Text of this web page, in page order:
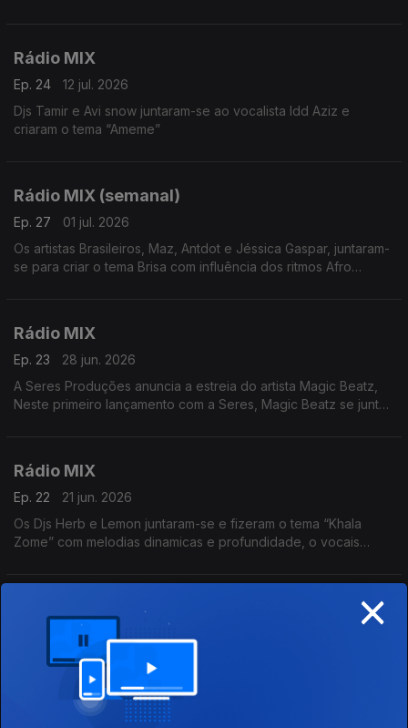
Rádio MIX
Ep. 24
12 jul. 2026
Djs Tamir e Avi snow juntaram-se ao vocalista Idd Aziz e
criaram o tema “Ameme”
Rádio MIX (semanal)
Ep. 27
01 jul. 2026
Os artistas Brasileiros, Maz, Antdot e Jéssica Gaspar, juntaram-
se para criar o tema Brisa com influência dos ritmos Afro
Rádio MIX
Ep. 23
28 jun. 2026
A Seres Produções anuncia a estreia do artista Magic Beatz,
Neste primeiro lançamento com a Seres, Magic Beatz se junta
Rádio MIX
Ep. 22
21 jun. 2026
Os Djs Herb e Lemon juntaram-se e fizeram o tema “Khala
Zome” com melodias dinamicas e profundidade, o vocais
14 jun. 2026
O DJ e produtor italiano Jacko e a cantora / compositora
Chelsea Como, criaram o tema waves, uma jornada sonora
envolvendo instrumentais espaçosos e ondulações nítidas.
×